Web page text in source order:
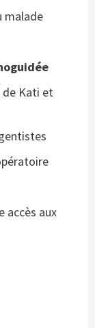
malade
de Kati et
accès aux